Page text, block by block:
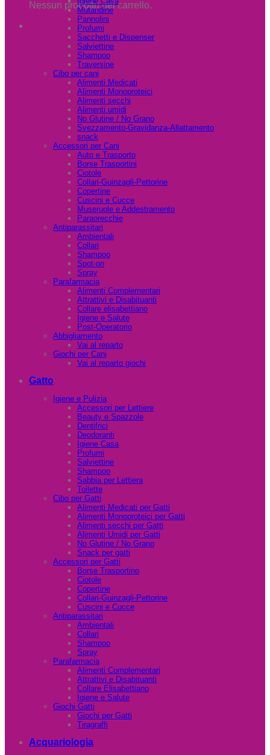
Nessun prodotto nel carrello.
Mutandine
Pannolini
Profumi
Sacchetti e Dispenser
Salviettine
Shampoo
Traversine
Cibo per cani
Alimenti Medicati
Alimenti Monoproteici
Alimenti secchi
Alimenti umidi
No Glutine / No Grano
Svezzamento-Gravidanza-Allattamento
snack
Accessori per Cani
Auto e Trasporto
Borse Trasportini
Ciotole
Collari-Guinzagli-Pettorine
Copertine
Cuscini e Cucce
Museruole e Addestramento
Paraorecchie
Antiparassitari
Ambientali
Collari
Shampoo
Spot-on
Spray
Parafarmacia
Alimenti Complementari
Attrattivi e Disabituanti
Collare elisabettiano
Igiene e Salute
Post-Operatorio
Abbigliamento
Vai al reparto
Giochi per Cani
Vai al reparto giochi
Gatto
Igiene e Pulizia
Accessori per Lettiere
Beauty e Spazzole
Dentifrici
Deodoranti
Igiene Casa
Profumi
Salviettine
Shampoo
Sabbia per Lettiera
Toilette
Cibo per Gatti
Alimenti Medicati per Gatti
Alimenti Monoproteici per Gatti
Alimenti secchi per Gatti
Alimenti Umidi per Gatti
No Glutine / No Grano
Snack per gatti
Accessori per Gatti
Borse Trasportino
Ciotole
Copertine
Collari-Guinzagli-Pettorine
Cuscini e Cucce
Antiparassitari
Ambientali
Collari
Shampoo
Spray
Parafarmacia
Alimenti Complementari
Attrattivi e Disabituanti
Collare Elisabettiano
Igiene e Salute
Giochi Gatti
Giochi per Gatti
Tiragraffi
Acquariologia